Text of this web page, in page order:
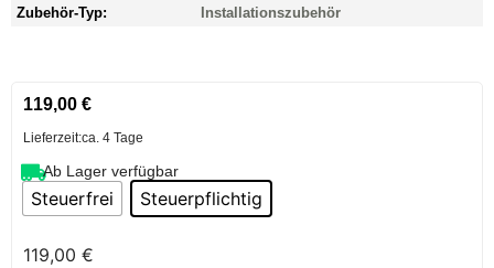
Zubehör-Typ:
Installationszubehör
119,00 €
Lieferzeit:ca. 4 Tage
Ab Lager verfügbar
Steuerfrei Steuerpflichtig
119,00 €